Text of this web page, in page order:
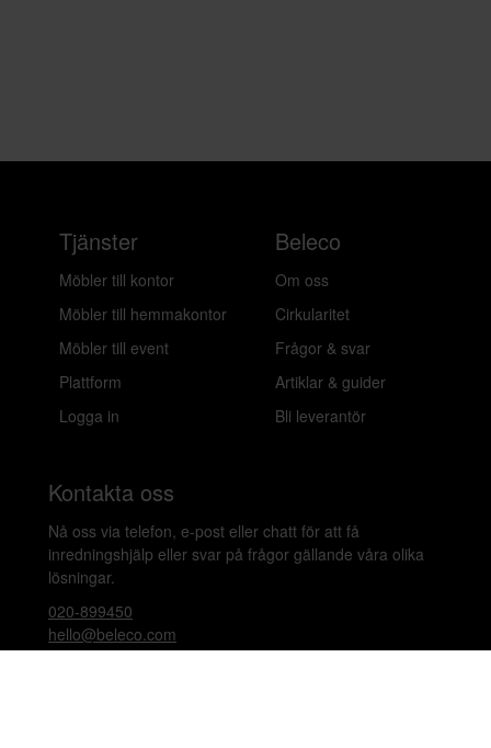
Tjänster
Möbler till kontor
Möbler till hemmakontor
Möbler till event
Plattform
Logga in
Beleco
Om oss
Cirkularitet
Frågor & svar
Artiklar & guider
Bli leverantör
Kontakta oss
Nå oss via telefon, e-post eller chatt för att få
inredningshjälp eller svar på frågor gällande våra olika
lösningar.
020-899450
hello@beleco.com
Sommaröppettider (vecka 28–30): Begränsad